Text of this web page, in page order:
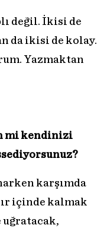
değil. İkisi de
da ikisi de kolay.
Yazmaktan
mi kendinizi
karşımda
içinde kalmak
uğratacak,